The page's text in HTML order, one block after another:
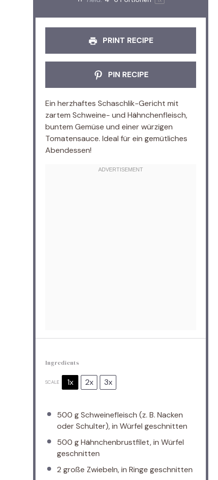
PRINT RECIPE
PIN RECIPE
Ein herzhaftes Schaschlik-Gericht mit
zartem Schweine- und Hähnchenfleisch,
buntem Gemüse und einer würzigen
Tomatensauce. Ideal für ein gemütliches
Abendessen!
Ingredients
SCALE 1x 2x 3x
500 gSchweinefleisch (z. B. Nacken
oder Schulter), in Würfel geschnitten
500 gHähnchenbrustfilet, in Würfel
geschnitten
2 große Zwiebeln, in Ringe geschnitten